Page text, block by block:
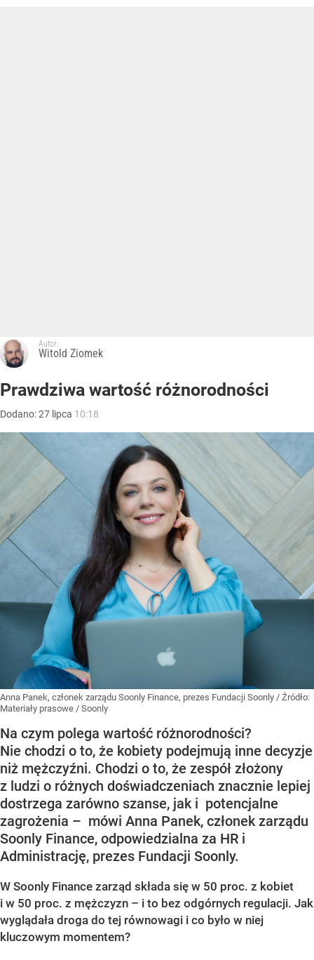
Autor:
Witold Ziomek
Prawdziwa wartość różnorodności
Dodano:27 lipca 10:18
Anna Panek, członek zarządu Soonly Finance, prezes Fundacji Soonly / Źródło:
Materiały prasowe / Soonly
Na czym polega wartość różnorodności?
Nie chodzi o to, że kobiety podejmują inne decyzje
niż mężczyźni. Chodzi o to, że zespół złożony
z ludzi o różnych doświadczeniach znacznie lepiej
dostrzega zarówno szanse, jak i potencjalne
zagrożenia – mówi Anna Panek, członek zarządu
Soonly Finance, odpowiedzialna za HR i
Administrację, prezes Fundacji Soonly.
W Soonly Finance zarząd składa się w 50 proc. z kobiet
i w 50 proc. z mężczyzn – i to bez odgórnych regulacji. Jak
wyglądała droga do tej równowagi i co było w niej
kluczowym momentem?